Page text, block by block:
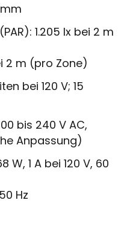
(PAR): 1.205 lx bei 2 m
2 m (pro Zone)
bei 120 V; 15
bis 240 V AC,
Anpassung)
W, 1 A bei 120 V, 60
Hz